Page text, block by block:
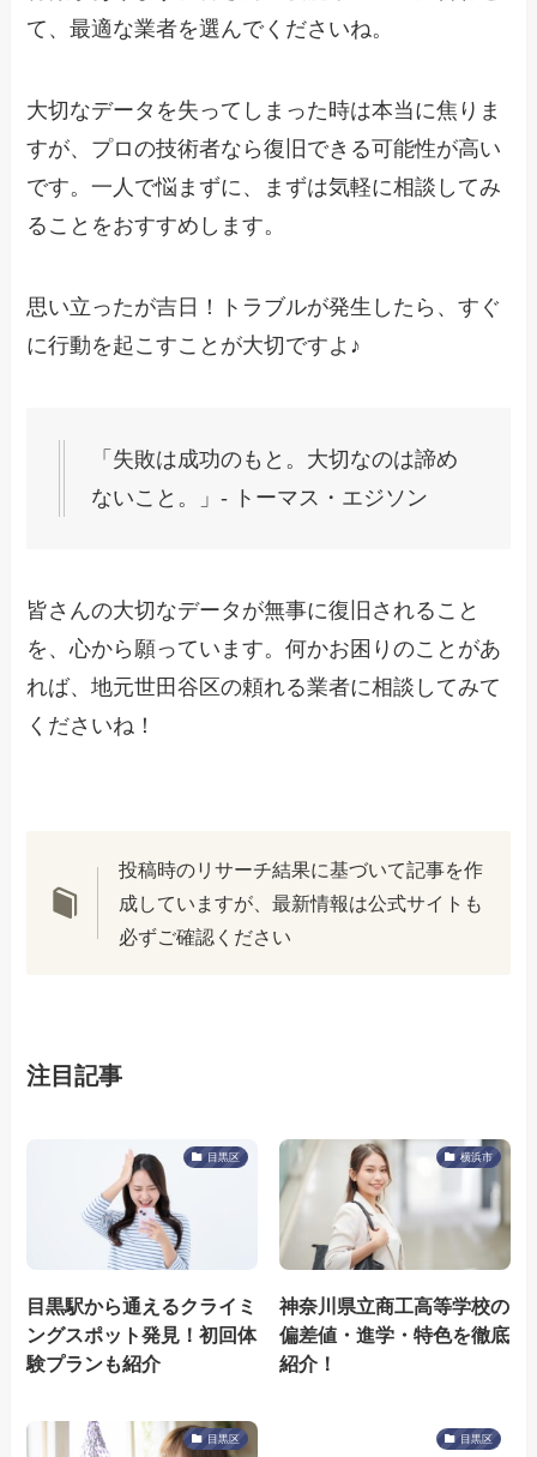
て、最適な業者を選んでくださいね。
大切なデータを失ってしまった時は本当に焦りま
すが、プロの技術者なら復旧できる可能性が高い
です。一人で悩まずに、まずは気軽に相談してみ
ることをおすすめします。
思い立ったが吉日！トラブルが発生したら、すぐ
に行動を起こすことが大切ですよ♪
「失敗は成功のもと。大切なのは諦め
ないこと。」- トーマス・エジソン
皆さんの大切なデータが無事に復旧されること
を、心から願っています。何かお困りのことがあ
れば、地元世田谷区の頼れる業者に相談してみて
くださいね！
投稿時のリサーチ結果に基づいて記事を作
成していますが、最新情報は公式サイトも
必ずご確認ください
注目記事
目黒区
目黒駅から通えるクライミ
ングスポット発見！初回体
験プランも紹介
横浜市
神奈川県立商工高等学校の
偏差値・進学・特色を徹底
紹介！
目黒区 目黒区